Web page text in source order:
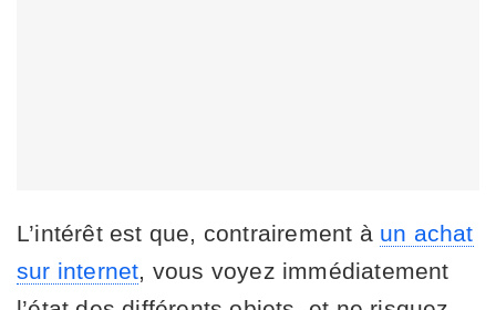
L’intérêt est que, contrairement à un achat
sur internet , vous voyez immédiatement